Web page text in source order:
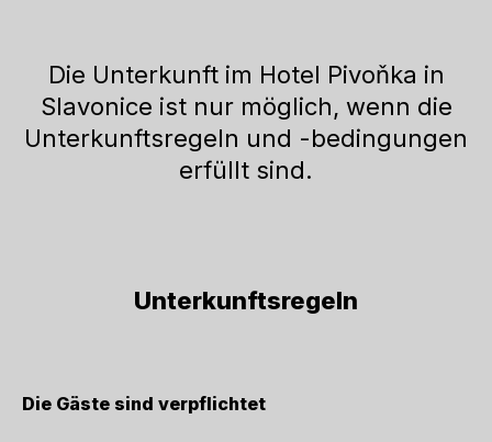
Die Unterkunft im Hotel Pivoňka in
Slavonice ist nur möglich, wenn die
Unterkunftsregeln und -bedingungen
erfüllt sind.
Unterkunftsregeln
Die Gäste sind verpflichtet